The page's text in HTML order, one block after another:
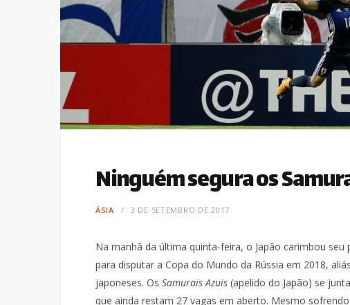
Ninguém segura os
ÁSIA 3 DE SETEMBRO DE 2017
Na manhã da última quinta-feira, o Japão carimbou
para disputar a Copa do Mundo da Rússia em 2018,
japoneses. Os Samurais Azuis (apelido do Japão) se
que ainda restam 27 vagas em aberto. Mesmo